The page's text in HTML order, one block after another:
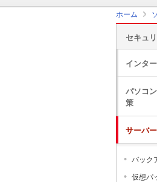
ホーム
セキュ
インタ
パソコ
策
サーバ
バック
仮想パ